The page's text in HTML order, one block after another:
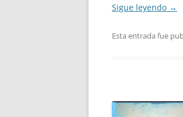
Sigue leyendo →
Esta entrada fue